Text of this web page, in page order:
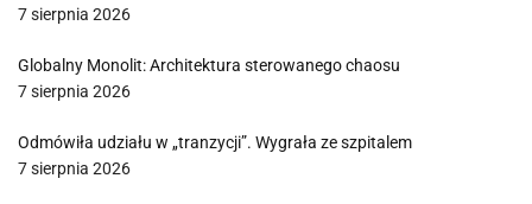
7 sierpnia 2026
Globalny Monolit: Architektura sterowanego chaosu
7 sierpnia 2026
Odmówiła udziału w „tranzycji”. Wygrała ze szpitalem
7 sierpnia 2026